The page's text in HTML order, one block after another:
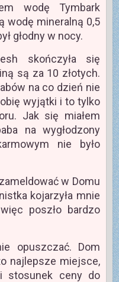
wodę Tymbark
wodę mineralną 0,5
głodny w nocy.
skończyła się
są za 10 złotych.
na co dzień nie
wyjątki i to tylko
Jak się miałem
na wygłodzony
nie było
w Domu
kojarzyła mnie
poszło bardzo
opuszczać. Dom
najlepsze miejsce,
stosunek ceny do